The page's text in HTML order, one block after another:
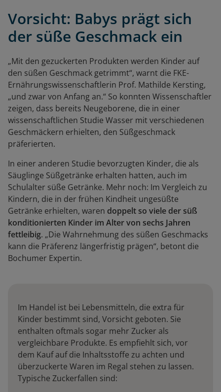
Vorsicht: Babys prägt sich
der süße Geschmack ein
„Mit den gezuckerten Produkten werden Kinder auf
den süßen Geschmack getrimmt“, warnt die FKE-
Ernährungswissenschaftlerin Prof. Mathilde Kersting,
„und zwar von Anfang an.“ So konnten Wissenschaftler
zeigen, dass bereits Neugeborene, die in einer
wissenschaftlichen Studie Wasser mit verschiedenen
Geschmäckern erhielten, den Süßgeschmack
präferierten.
In einer anderen Studie bevorzugten Kinder, die als
Säuglinge Süßgetränke erhalten hatten, auch im
Schulalter süße Getränke. Mehr noch: Im Vergleich zu
Kindern, die in der frühen Kindheit ungesüßte
Getränke erhielten, waren doppelt so viele der süß
konditionierten Kinder im Alter von sechs Jahren
fettleibig. „Die Wahrnehmung des süßen Geschmacks
kann die Präferenz längerfristig prägen“, betont die
Bochumer Expertin.
Im Handel ist bei Lebensmitteln, die extra für
Kinder bestimmt sind, Vorsicht geboten. Sie
enthalten oftmals sogar mehr Zucker als
vergleichbare Produkte. Es empfiehlt sich, vor
dem Kauf auf die Inhaltsstoffe zu achten und
überzuckerte Waren im Regal stehen zu lassen.
Typische Zuckerfallen sind: